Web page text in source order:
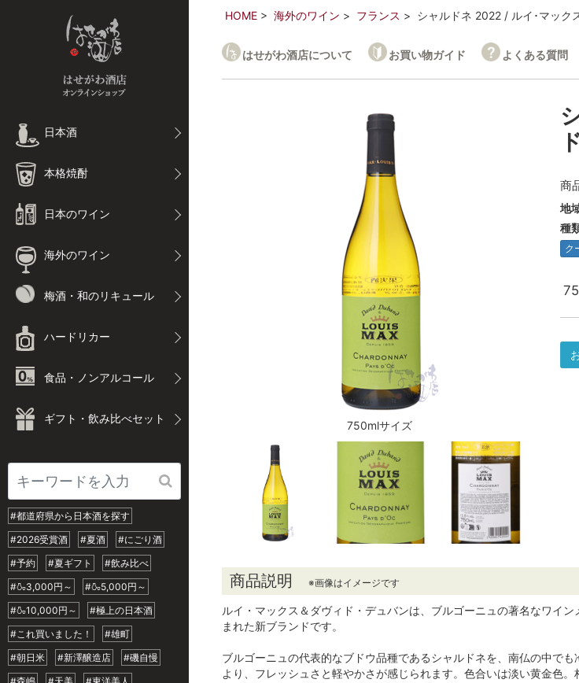
日本酒
本格焼酎
日本のワイン
海外のワイン
梅酒・和のリキュール
ハードリカー
食品・ノンアルコール
ギフト・飲み比べセット
#都道府県から日本酒を探す
#2026受賞酒
#夏酒
#にごり酒
#予約
#夏ギフト
#飲み比べ
#🍶3,000円～
#🍶5,000円～
#🍶10,000円～
#極上の日本酒
#これ買いました！
#雄町
#朝日米
#新澤醸造店
#磯自慢
#森嶋
#天美
#東洋美人
HOME 海外のワイン フランス シャルドネ 2022 / ルイ･マック
はせがわ酒店について お買い物ガイド よくある質問
750mlサイズ
商
地
種
ク
商品説明 ※画像はイメージです
ルイ・マックス＆ダヴィド・デュバンは、ブルゴーニュの著名なワイ
まれた新ブランドです。
ブルゴーニュの代表的なブドウ品種であるシャルドネを、南仏の中で
より、フレッシュさと軽やかさが感じられます。色合いは淡い黄金色